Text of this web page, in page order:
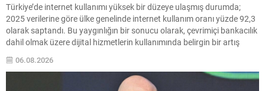
Türkiye’de internet kullanımı yüksek bir düzeye ulaşmış durumda;
2025 verilerine göre ülke genelinde internet kullanım oranı yüzde 92,3
olarak saptandı. Bu yaygınlığın bir sonucu olarak, çevrimiçi bankacılık
dahil olmak üzere dijital hizmetlerin kullanımında belirgin bir artış
çözümlerinin yaygınlaşması, bankacılık işlemlerinin daha hızlı...
06.08.2026